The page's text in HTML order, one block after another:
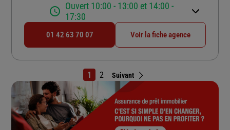
Ouvert 10:00 - 13:00 et 14:00 -
17:30
01 42 63 70 07 Voir la fiche agence
1 2 Suivant